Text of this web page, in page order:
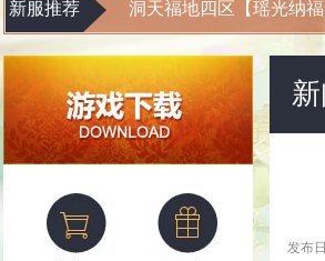
新服推荐 洞天福地四区【瑶光纳福
发布